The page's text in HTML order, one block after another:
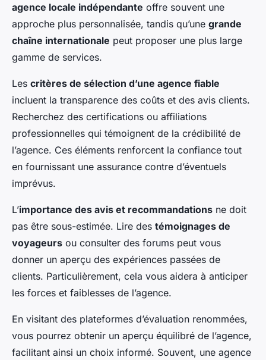
agence locale indépendante offre souvent une
approche plus personnalisée, tandis qu’une grande
chaîne internationale peut proposer une plus large
gamme de services.
Les critères de sélection d’une agence fiable
incluent la transparence des coûts et des avis clients.
Recherchez des certifications ou affiliations
professionnelles qui témoignent de la crédibilité de
l’agence. Ces éléments renforcent la confiance tout
en fournissant une assurance contre d’éventuels
imprévus.
L’importance des avis et recommandations ne doit
pas être sous-estimée. Lire des témoignages de
voyageurs ou consulter des forums peut vous
donner un aperçu des expériences passées de
clients. Particulièrement, cela vous aidera à anticiper
les forces et faiblesses de l’agence.
En visitant des plateformes d’évaluation renommées,
vous pourrez obtenir un aperçu équilibré de l’agence,
facilitant ainsi un choix informé. Souvent, une agence